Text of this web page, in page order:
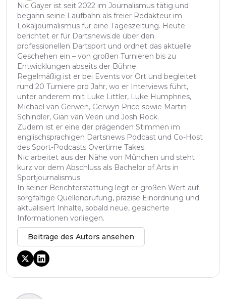
Nic Gayer ist seit 2022 im Journalismus tätig und
begann seine Laufbahn als freier Redakteur im
Lokaljournalismus für eine Tageszeitung. Heute
berichtet er für Dartsnews.de über den
professionellen Dartsport und ordnet das aktuelle
Geschehen ein – von großen Turnieren bis zu
Entwicklungen abseits der Bühne.
Regelmäßig ist er bei Events vor Ort und begleitet
rund 20 Turniere pro Jahr, wo er Interviews führt,
unter anderem mit Luke Littler, Luke Humphries,
Michael van Gerwen, Gerwyn Price sowie Martin
Schindler, Gian van Veen und Josh Rock.
Zudem ist er eine der prägenden Stimmen im
englischsprachigen Dartsnews Podcast und Co-Host
des Sport-Podcasts Overtime Takes.
Nic arbeitet aus der Nähe von München und steht
kurz vor dem Abschluss als Bachelor of Arts in
Sportjournalismus.
In seiner Berichterstattung legt er großen Wert auf
sorgfältige Quellenprüfung, präzise Einordnung und
aktualisiert Inhalte, sobald neue, gesicherte
Informationen vorliegen.
Beiträge des Autors ansehen